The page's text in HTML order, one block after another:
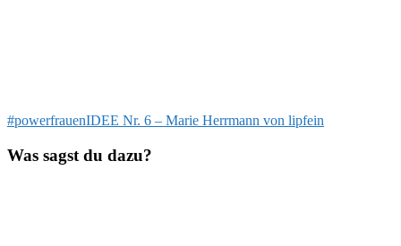
Beitragsnavigation
Vorheriger
#powerfrauenIDEE Nr. 6 – Marie Herrmann von lipfein
Was sagst du dazu?